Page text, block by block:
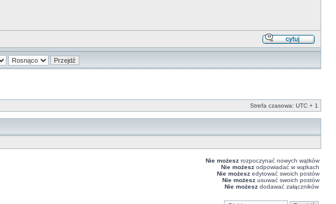
Strefa czasowa: UTC + 1
Nie możesz rozpoczynać nowych wątków
Nie możesz odpowiadać w wątkach
Nie możesz edytować swoich postów
Nie możesz usuwać swoich postów
Nie możesz dodawać załączników